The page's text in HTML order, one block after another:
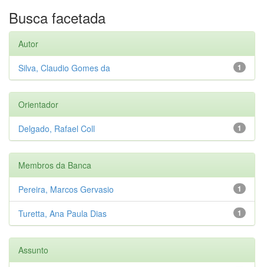
Busca facetada
Autor
1
Silva, Claudio Gomes da
Orientador
1
Delgado, Rafael Coll
Membros da Banca
1
Pereira, Marcos Gervasio
1
Turetta, Ana Paula Dias
Assunto